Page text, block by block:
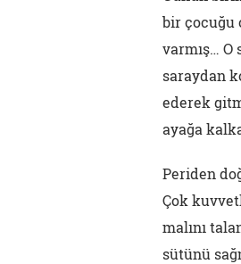
bir çocuğu
varmış… O
saraydan
ederek
ayağa
Periden
Çok
malını
sütünü